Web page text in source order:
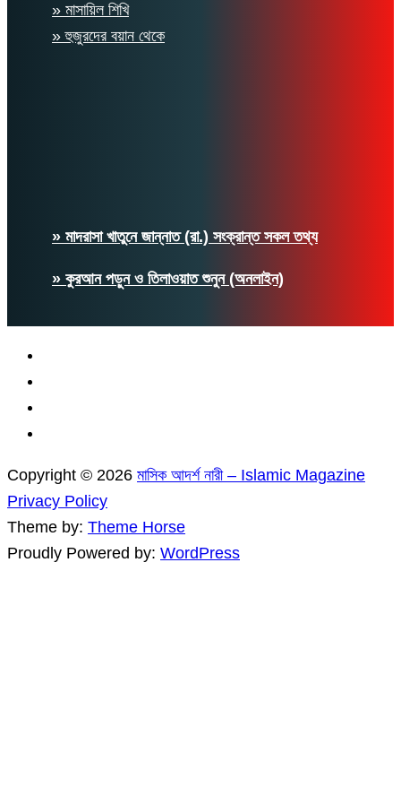
» মাসায়িল শিখি
» হুজুরদের বয়ান থেকে
» মাদরাসা খাতুনে জান্নাত (রা.) সংক্রান্ত সকল তথ্য
» কুরআন পড়ুন ও তিলাওয়াত শুনুন (অনলাইন)
Copyright © 2026 মাসিক আদর্শ নারী – Islamic Magazine
Privacy Policy
Theme by: Theme Horse
Proudly Powered by: WordPress